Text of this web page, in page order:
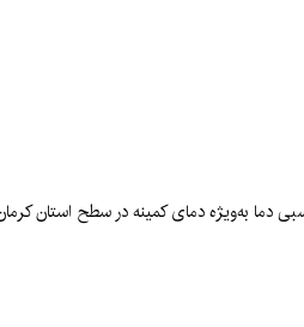
دما به‌ویژه دمای کمینه در سطح استان